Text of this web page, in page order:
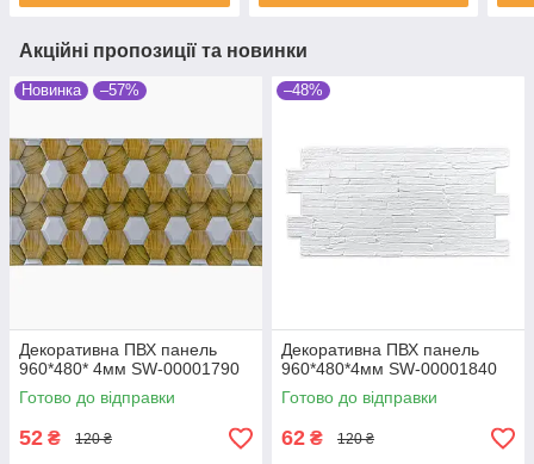
Акційні пропозиції та новинки
Новинка –57%
Декоративна ПВХ панель
960*480* 4мм SW-00001790
Готово до відправки
52 ₴ 120 ₴
–48%
Декоративна ПВХ панель
960*480*4мм SW-00001840
Готово до відправки
62 ₴ 120 ₴